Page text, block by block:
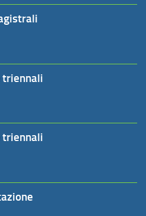
triennali
triennali